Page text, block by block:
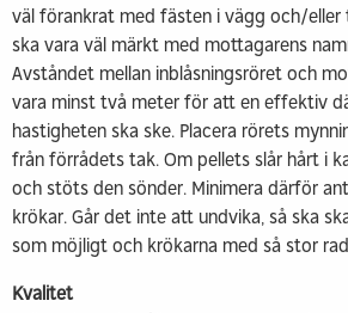
väl förankrat med fästen i vägg och/eller
ska vara väl märkt med mottagarens
Avståndet mellan inblåsningsröret och
vara minst två meter för att en effektiv
hastigheten ska ske. Placera rörets
från förrådets tak. Om pellets slår hårt i
och stöts den sönder. Minimera därför
krökar. Går det inte att undvika, så ska
som möjligt och krökarna med så stor
Kvalitet